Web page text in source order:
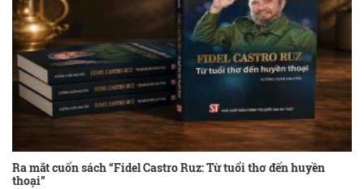
Ra mắt cuốn sách “Fidel Castro Ruz: Từ tuổi thơ đến huyền
thoại”